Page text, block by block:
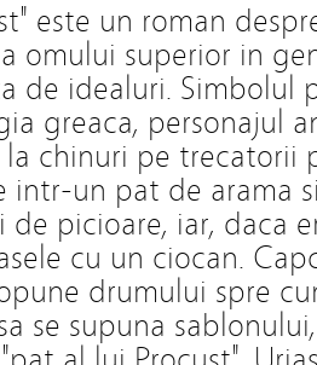
este un roman
omului superior in
de idealuri. Simbolul
greaca, personajul
la chinuri pe trecatorii
intr-un pat de arama
de picioare, iar, daca
cu un ciocan.
drumului spre
se supuna